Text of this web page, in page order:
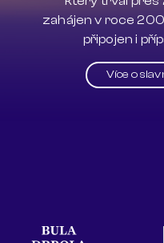
zahájen v roce
připojen i
Více o